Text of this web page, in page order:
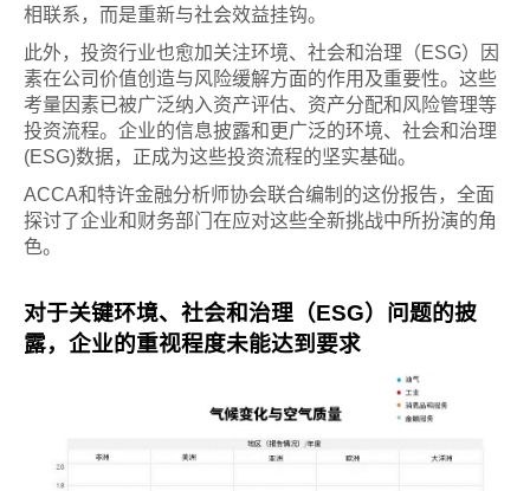
相联系，而是重新与社会效益挂钩。
此外，投资行业也愈加关注环境、社会和治理（ESG）因
素在公司价值创造与风险缓解方面的作用及重要性。这些
考量因素已被广泛纳入资产评估、资产分配和风险管理等
投资流程。企业的信息披露和更广泛的环境、社会和治理
(ESG)数据，正成为这些投资流程的坚实基础。
ACCA和特许金融分析师协会联合编制的这份报告，全面
探讨了企业和财务部门在应对这些全新挑战中所扮演的角
色。
对于关键环境、社会和治理（ESG）问题的披
露，企业的重视程度未能达到要求